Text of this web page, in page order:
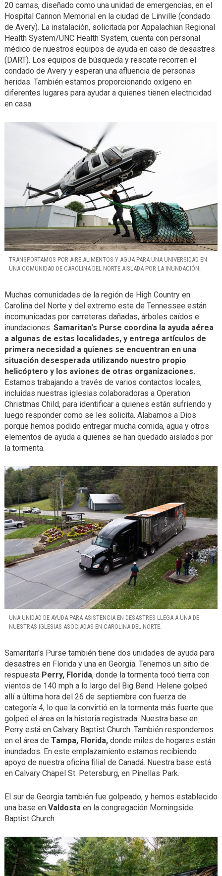
20 camas, diseñado como una unidad de emergencias, en el
Hospital Cannon Memorial en la ciudad de Linville (condado
de Avery). La instalación, solicitada por Appalachian Regional
Health System/UNC Health System, cuenta con personal
médico de nuestros equipos de ayuda en caso de desastres
(DART). Los equipos de búsqueda y rescate recorren el
condado de Avery y esperan una afluencia de personas
heridas. También estamos proporcionando oxígeno en
diferentes lugares para ayudar a quienes tienen electricidad
en casa.
TRANSPORTAMOS POR AIRE ALIMENTOS Y AGUA PARA UNA UNIVERSIDAD EN
UNA COMUNIDAD DE CAROLINA DEL NORTE AISLADA POR LA INUNDACIÓN.
Muchas comunidades de la región de High Country en
Carolina del Norte y del extremo este de Tennessee están
incomunicadas por carreteras dañadas, árboles caídos e
inundaciones. Samaritan's Purse coordina la ayuda aérea
a algunas de estas localidades, y entrega artículos de
primera necesidad a quienes se encuentran en una
situación desesperada utilizando nuestro propio
helicóptero y los aviones de otras organizaciones.
Estamos trabajando a través de varios contactos locales,
incluidas nuestras iglesias colaboradoras a Operation
Christmas Child, para identificar a quienes están sufriendo y
luego responder como se les solicita. Alabamos a Dios
porque hemos podido entregar mucha comida, agua y otros
elementos de ayuda a quienes se han quedado aislados por
la tormenta.
UNA UNIDAD DE AYUDA PARA ASISTENCIA EN DESASTRES LLEGA A UNA DE
NUESTRAS IGLESIAS ASOCIADAS EN CAROLINA DEL NORTE.
Samaritan's Purse también tiene dos unidades de ayuda para
desastres en Florida y una en Georgia. Tenemos un sitio de
respuesta Perry, Florida, donde la tormenta tocó tierra con
vientos de 140 mph a lo largo del Big Bend. Helene golpeó
allí a última hora del 26 de septiembre con fuerza de
categoría 4, lo que la convirtió en la tormenta más fuerte que
golpeó el área en la historia registrada. Nuestra base en
Perry está en Calvary Baptist Church. También respondemos
en el área de Tampa, Florida,donde miles de hogares están
inundados. En este emplazamiento estamos recibiendo
apoyo de nuestra oficina filial de Canadá. Nuestra base está
en Calvary Chapel St. Petersburg, en Pinellas Park.
El sur de Georgia también fue golpeado, y hemos establecido
una base en Valdostaen la congregación Morningside
Baptist Church.